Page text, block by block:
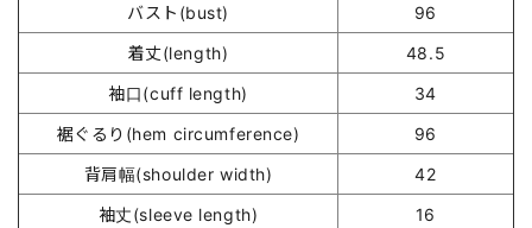
バスト(bust)
96
着丈(length)
48.5
袖口(cuff length)
34
裾ぐるり(hem circumference)
96
背肩幅(shoulder width)
42
袖丈(sleeve length)
16